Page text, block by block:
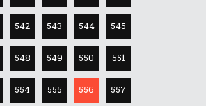
542 543 544 545
548 549 550 551
554 555 556 557